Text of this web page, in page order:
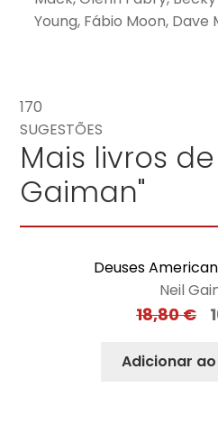
Young, Fábio Moon, Dave
170
SUGESTÕES
Mais livros
Gaiman"
Deuses
Neil
18,80€
Adicionar